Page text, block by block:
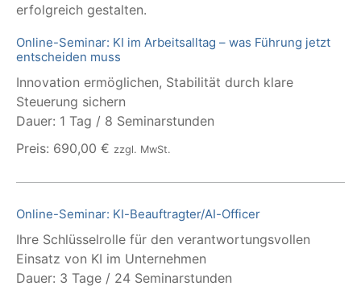
erfolgreich gestalten.
Online-Seminar: KI im Arbeitsalltag – was Führung jetzt
entscheiden muss
Innovation ermöglichen, Stabilität durch klare
Steuerung sichern
Dauer: 1 Tag / 8 Seminarstunden
Preis: 690,00 € zzgl. MwSt.
Online-Seminar: KI-Beauftragter/AI-Officer
Ihre Schlüsselrolle für den verantwortungsvollen
Einsatz von KI im Unternehmen
Dauer: 3 Tage / 24 Seminarstunden